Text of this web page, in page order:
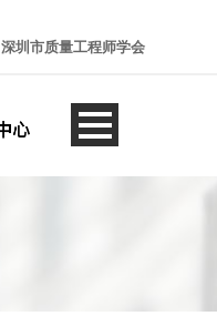
深圳市质量工程师学会